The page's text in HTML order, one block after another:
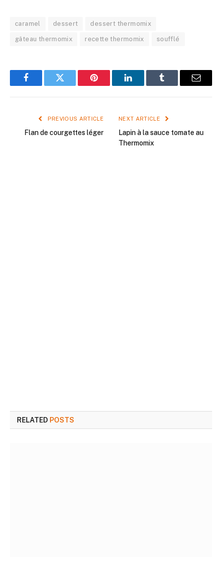
caramel dessert dessert thermomix
gâteau thermomix recette thermomix soufflé
FacebookTwitter Pinterest LinkedInTumblr Email
PREVIOUS ARTICLE
Flan de courgettes léger
NEXT ARTICLE
Lapin à la sauce tomate au
Thermomix
RELATED POSTS